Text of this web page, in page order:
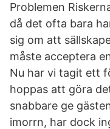
️Problemen
då det ofta bara
sig om att
måste acceptera
Nu har vi tagit ett
hoppas att göra
snabbare ge
imorrn, har dock